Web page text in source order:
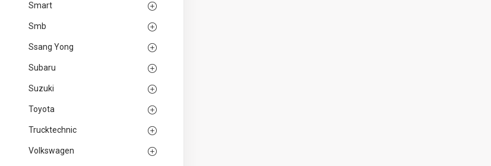
Smart
Smb
Ssang Yong
Subaru
Suzuki
Toyota
Trucktechnic
Volkswagen